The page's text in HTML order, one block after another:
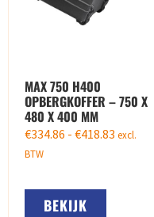
MAX 750 H400
OPBERGKOFFER – 750 X
480 X 400 MM
€334.86 - €418.83 excl.
BTW
BEKIJK